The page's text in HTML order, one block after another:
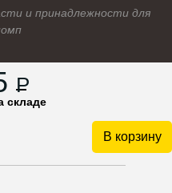
и принадлежности для
P
складе
В корзину